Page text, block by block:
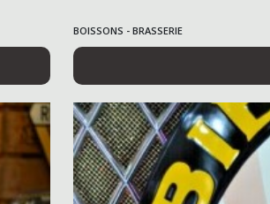
BOISSONS - BRASSERIE